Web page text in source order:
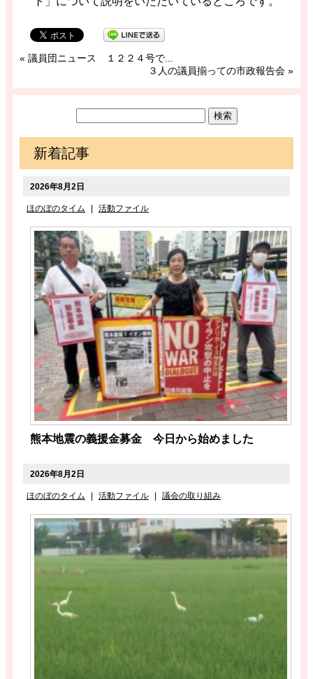
« 議員団ニュース １２２４号で...
３人の議員揃っての市政報告会 »
新着記事
2026年8月2日
ほのぼのタイム 活動ファイル
熊本地震の義援金募金 今日から始めました
2026年8月2日
ほのぼのタイム | 活動ファイル | 議会の取り組み